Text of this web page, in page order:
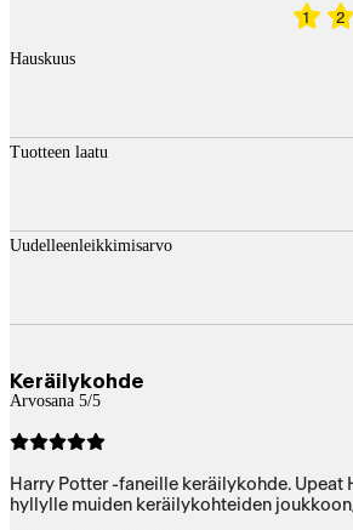
1 2
Hauskuus
Tuotteen laatu
Uudelleenleikkimisarvo
Keräilykohde
Arvosana 5/5
Harry Potter -faneille keräilykohde. Upeat
hyllylle muiden keräilykohteiden